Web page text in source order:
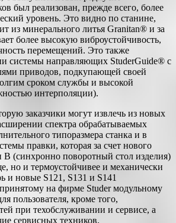
был реализован, прежде всего, более
уровень. Это видно по станине,
из минерального литья Granitan® и за
более высокую виброустойчивость,
перемещений. Это также
системы направляющих StuderGuide® с
приводов, подкупающей своей
сроком службы и высокой
интерполяции).
заказчики могут извлечь из новых
спектра обрабатываемых
типоразмера станка и в
правки, которая за счет нового
В (синхронно поворотный стол изделия)
но и термоустойчивее и механически
и новые S121, S131 и S141
на фирме Studer модульному
пользователя, кроме того,
при техобслуживании и сервисе, а
сервисных техников.